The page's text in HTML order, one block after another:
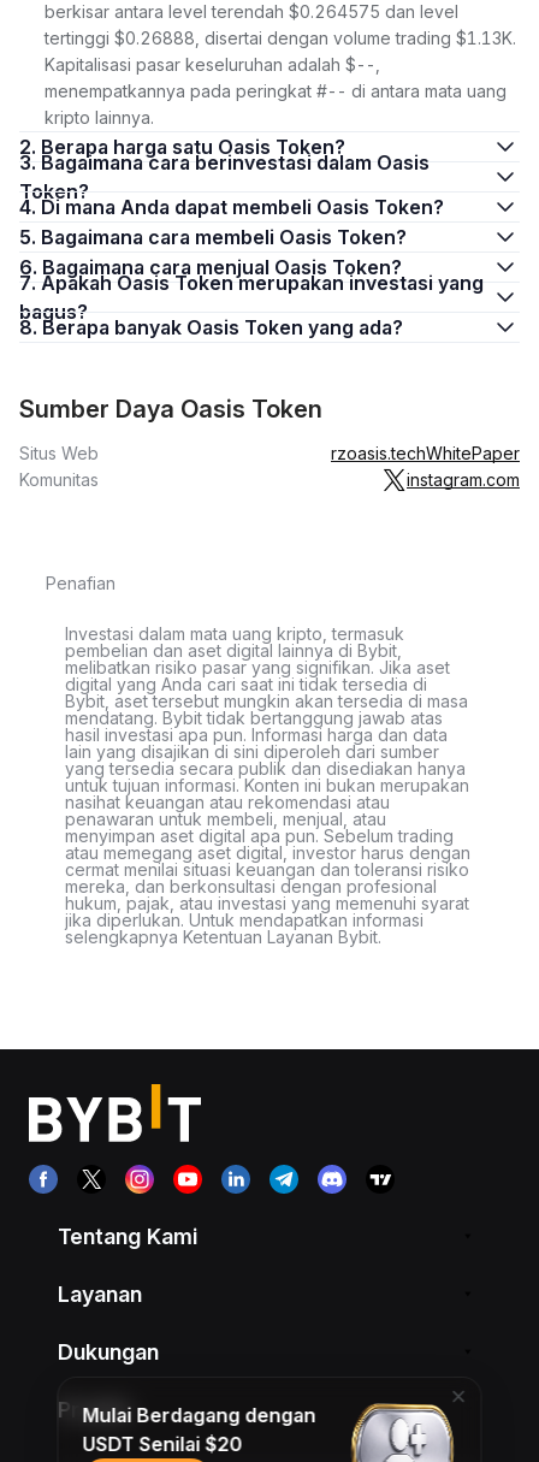
berkisar antara level terendah $0.264575 dan level
tertinggi $0.26888, disertai dengan volume trading $1.13K.
Kapitalisasi pasar keseluruhan adalah $--,
menempatkannya pada peringkat #-- di antara mata uang
kripto lainnya.
2. Berapa harga satu Oasis Token?
3. Bagaimana cara berinvestasi dalam Oasis
Token?
4. Di mana Anda dapat membeli Oasis Token?
5. Bagaimana cara membeli Oasis Token?
6. Bagaimana cara menjual Oasis Token?
7. Apakah Oasis Token merupakan investasi yang
bagus?
8. Berapa banyak Oasis Token yang ada?
Sumber Daya Oasis Token
Situs Web rzoasis.techWhitePaper
Komunitas
instagram.com
Penafian
Investasi dalam mata uang kripto, termasuk
pembelian dan aset digital lainnya di Bybit,
melibatkan risiko pasar yang signifikan. Jika aset
digital yang Anda cari saat ini tidak tersedia di
Bybit, aset tersebut mungkin akan tersedia di masa
mendatang. Bybit tidak bertanggung jawab atas
hasil investasi apa pun. Informasi harga dan data
lain yang disajikan di sini diperoleh dari sumber
yang tersedia secara publik dan disediakan hanya
untuk tujuan informasi. Konten ini bukan merupakan
nasihat keuangan atau rekomendasi atau
penawaran untuk membeli, menjual, atau
menyimpan aset digital apa pun. Sebelum trading
atau memegang aset digital, investor harus dengan
cermat menilai situasi keuangan dan toleransi risiko
mereka, dan berkonsultasi dengan profesional
hukum, pajak, atau investasi yang memenuhi syarat
jika diperlukan. Untuk mendapatkan informasi
selengkapnya Ketentuan Layanan Bybit.
Tentang Kami
Layanan
Dukungan
Produk
Mulai Berdagang dengan
USDT Senilai $20